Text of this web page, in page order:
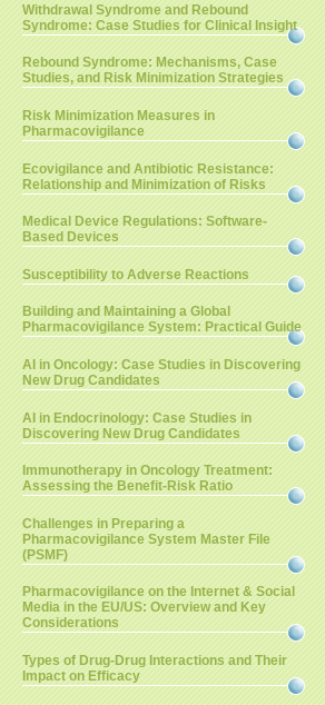
Withdrawal Syndrome and Rebound
Syndrome: Case Studies for Clinical Insight
Rebound Syndrome: Mechanisms, Case
Studies, and Risk Minimization Strategies
Risk Minimization Measures in
Pharmacovigilance
Ecovigilance and Antibiotic Resistance:
Relationship and Minimization of Risks
Medical Device Regulations: Software-
Based Devices
Susceptibility to Adverse Reactions
Building and Maintaining a Global
Pharmacovigilance System: Practical Guide
AI in Oncology: Case Studies in Discovering
New Drug Candidates
AI in Endocrinology: Case Studies in
Discovering New Drug Candidates
Immunotherapy in Oncology Treatment:
Assessing the Benefit-Risk Ratio
Challenges in Preparing a
Pharmacovigilance System Master File
(PSMF)
Pharmacovigilance on the Internet & Social
Media in the EU/US: Overview and Key
Considerations
Types of Drug-Drug Interactions and Their
Impact on Efficacy